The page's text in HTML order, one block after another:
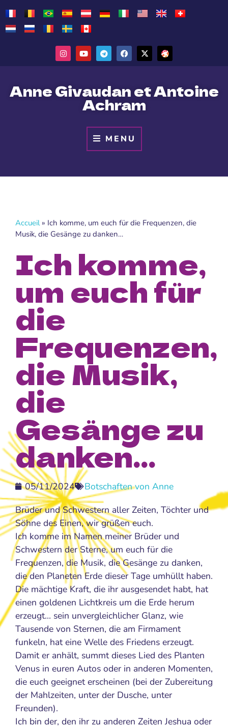
Anne Givaudan et Antoine
Achram
MENU
Accueil» Ich komme, um euch für die Frequenzen, die
Musik, die Gesänge zu danken…
Ich komme,
um euch für
die
Frequenzen,
die Musik,
die
Gesänge zu
danken…
05/11/2024
Botschaften von Anne
Brüder und Schwestern aller Zeiten, Töchter und
Söhne des Einen, wir grüßen euch.
Ich komme im Namen meiner Brüder und
Schwestern der Sterne, um euch für die
Frequenzen, die Musik, die Gesänge zu danken,
die den Planeten Erde dieser Tage umhüllt haben.
Die mächtige Kraft, die ihr ausgesendet habt, hat
einen goldenen Lichtkreis um die Erde herum
erzeugt… sein unvergleichlicher Glanz, wie
Tausende von Sternen, die am Firmament
funkeln, hat eine Welle des Friedens erzeugt.
Damit er anhält, summt dieses Lied des Planten
Venus in euren Autos oder in anderen Momenten,
die euch geeignet erscheinen (bei der Zubereitung
der Mahlzeiten, unter der Dusche, unter
Freunden).
Ich bin der, den ihr zu anderen Zeiten Jeshua oder